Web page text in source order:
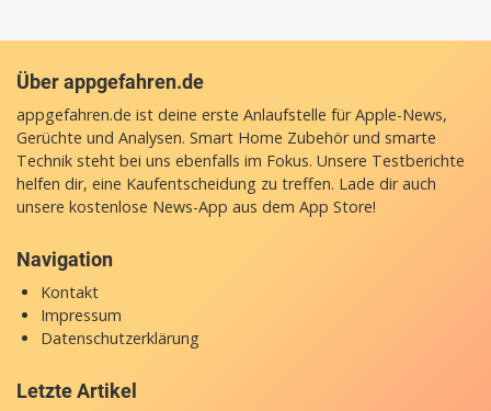
Über appgefahren.de
appgefahren.de ist deine erste Anlaufstelle für Apple-News,
Gerüchte und Analysen. Smart Home Zubehör und smarte
Technik steht bei uns ebenfalls im Fokus. Unsere Testberichte
helfen dir, eine Kaufentscheidung zu treffen. Lade dir auch
unsere kostenlose News-App aus dem App Store!
Navigation
Kontakt
Impressum
Datenschutzerklärung
Letzte Artikel